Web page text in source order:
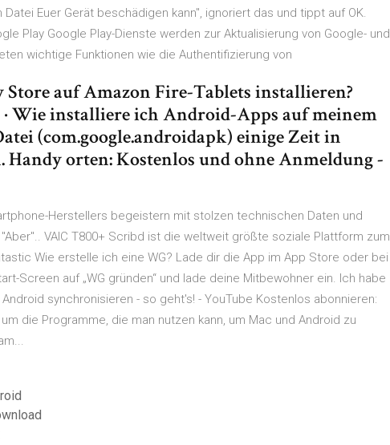
Euer Gerät beschädigen kann", ignoriert das und tippt auf OK.
Play Google Play-Dienste werden zur Aktualisierung von Google- und
wichtige Funktionen wie die Authentifizierung von
Store auf Amazon Fire-Tablets installieren?
Wie installiere ich Android-Apps auf meinem
(com.google.androidapk) einige Zeit in
orten: Kostenlos und ohne Anmeldung -
Herstellers begeistern mit stolzen technischen Daten und
VAIC T800+ Scribd ist die weltweit größte soziale Plattform zum
Wie erstelle ich eine WG? Lade dir die App im App Store oder bei
Screen auf „WG gründen“ und lade deine Mitbewohner ein. Ich habe
synchronisieren - so geht's! - YouTube Kostenlos abonnieren:
die Programme, die man nutzen kann, um Mac und Android zu